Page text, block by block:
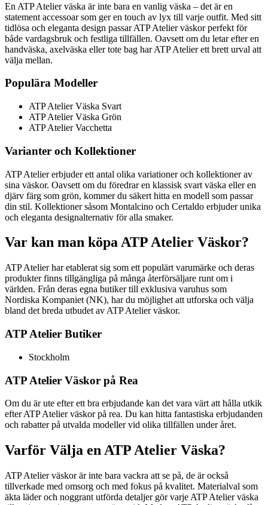
En ATP Atelier väska är inte bara en vanlig väska – det är en
statement accessoar som ger en touch av lyx till varje outfit. Med sitt
tidlösa och eleganta design passar ATP Atelier väskor perfekt för
både vardagsbruk och festliga tillfällen. Oavsett om du letar efter en
handväska, axelväska eller tote bag har ATP Atelier ett brett urval att
välja mellan.
Populära Modeller
ATP Atelier Väska Svart
ATP Atelier Väska Grön
ATP Atelier Vacchetta
Varianter och Kollektioner
ATP Atelier erbjuder ett antal olika variationer och kollektioner av
sina väskor. Oavsett om du föredrar en klassisk svart väska eller en
djärv färg som grön, kommer du säkert hitta en modell som passar
din stil. Kollektioner såsom Montalcino och Certaldo erbjuder unika
och eleganta designalternativ för alla smaker.
Var kan man köpa ATP Atelier Väskor?
ATP Atelier har etablerat sig som ett populärt varumärke och deras
produkter finns tillgängliga på många återförsäljare runt om i
världen. Från deras egna butiker till exklusiva varuhus som
Nordiska Kompaniet (NK), har du möjlighet att utforska och välja
bland det breda utbudet av ATP Atelier väskor.
ATP Atelier Butiker
Stockholm
ATP Atelier Väskor på Rea
Om du är ute efter ett bra erbjudande kan det vara värt att hålla utkik
efter ATP Atelier väskor på rea. Du kan hitta fantastiska erbjudanden
och rabatter på utvalda modeller vid olika tillfällen under året.
Varför Välja en ATP Atelier Väska?
ATP Atelier väskor är inte bara vackra att se på, de är också
tillverkade med omsorg och med fokus på kvalitet. Materialval som
äkta läder och noggrant utförda detaljer gör varje ATP Atelier väska